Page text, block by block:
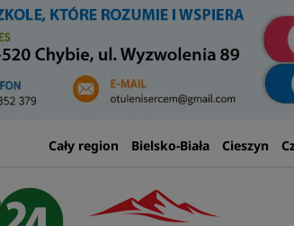
Cały region Bielsko-Biała Cieszyn